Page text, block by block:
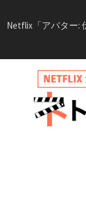
to
シ
Netflix映画「ボイ
イッ
新決定！
兄弟大騒動のコ
ー」がNetflixで配
見